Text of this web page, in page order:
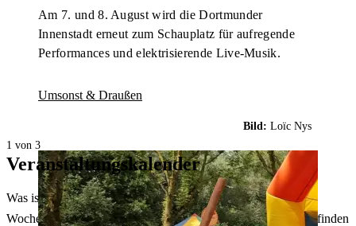
Am 7. und 8. August wird die Dortmunder
Innenstadt erneut zum Schauplatz für aufregende
Performances und elektrisierende Live-Musik.
Umsonst & Draußen
Bild: Loïc Nys
1 von 3
Veranstaltungskalender
Was ist heute in Dortmund los? Welche Konzerte gibt es am
Wochenende? Im größten Veranstaltungskalender Dortmunds finden